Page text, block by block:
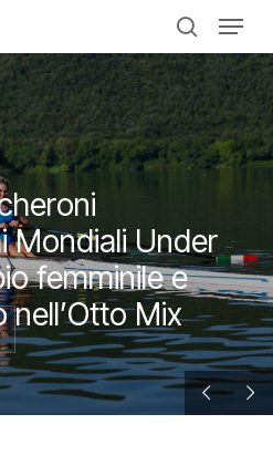
search
Menu
Mondiali Under
femminile e
Mix
Close
Menu